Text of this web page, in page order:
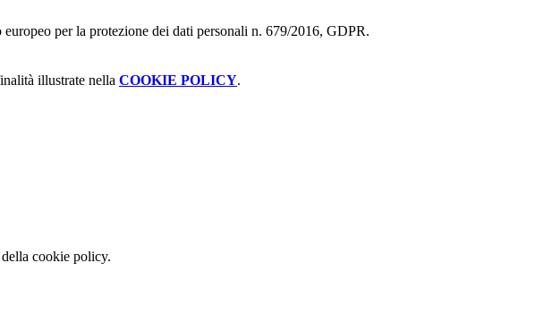
per la protezione dei dati personali n. 679/2016, GDPR.
illustrate nella COOKIE POLICY.
cookie policy.